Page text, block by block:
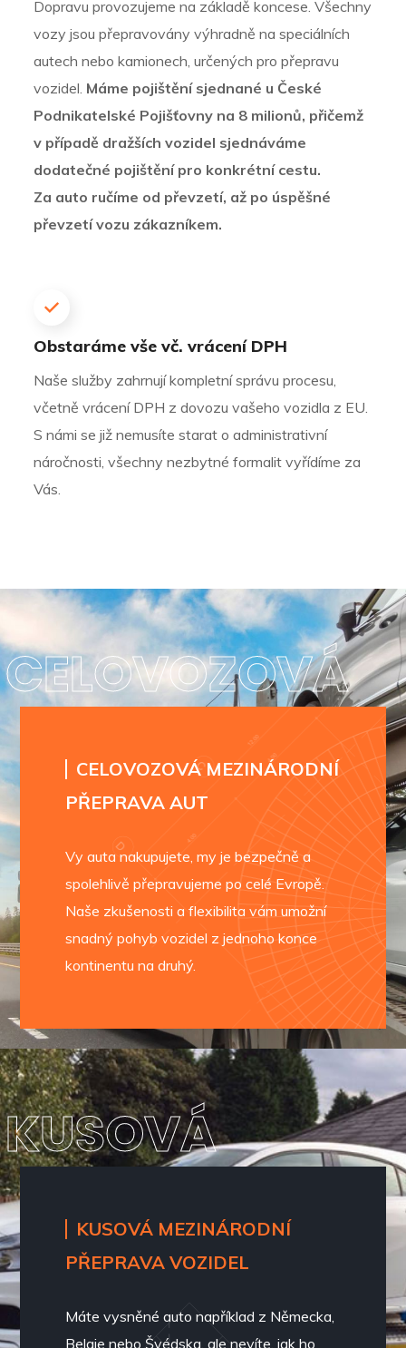
Dopravu provozujeme na základě koncese.Všechny
vozy jsou přepravovány výhradně na speciálních
autech nebo kamionech, určených pro přepravu
vozidel. Máme pojištění sjednané u České
Podnikatelské Pojišťovny na 8 milionů, přičemž
v případě dražších vozidel sjednáváme
dodatečné pojištění pro konkrétní cestu.
Za auto ručíme od převzetí, až po úspěšné
převzetí vozu zákazníkem.
Obstaráme vše vč. vrácení DPH
Naše služby zahrnují kompletní správu procesu,
včetně vrácení DPH z dovozu vašeho vozidla z EU.
S námi se již nemusíte starat o administrativní
náročnosti, všechny nezbytné formalit vyřídíme za
Vás.
CELOVOZOVÁ
CELOVOZOVÁ MEZINÁRODNÍ
PŘEPRAVA AUT
Vy auta nakupujete, my je bezpečně a
spolehlivě přepravujeme po celé Evropě.
Naše zkušenosti a flexibilita vám umožní
snadný pohyb vozidel z jednoho konce
kontinentu na druhý.
KUSOVÁ
KUSOVÁ MEZINÁRODNÍ
PŘEPRAVA VOZIDEL
Máte vysněné auto například z Německa,
Belgie nebo Švédska, ale nevíte, jak ho